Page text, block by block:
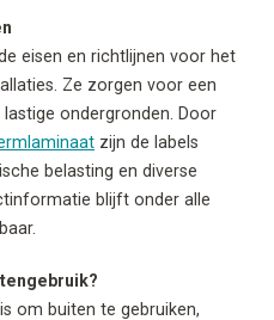
eisen en richtlijnen voor het
Ze zorgen voor een
ondergronden. Door
zijn de labels
belasting en diverse
blijft onder alle
om buiten te gebruiken,